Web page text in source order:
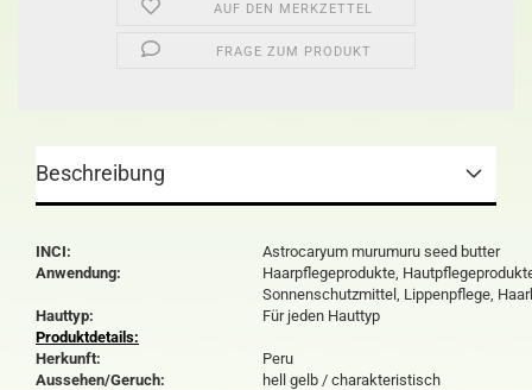
AUF DEN MERKZETTEL
FRAGE ZUM PRODUKT
Beschreibung
INCI:
Astrocaryum murumuru seed butter
Anwendung:
Haarpflegeprodukte,
Sonnenschutzmittel, Lippenpflege,
Hauttyp:
Für jeden Hauttyp
Produktdetails:
Herkunft:
Peru
Aussehen/Geruch:
hell gelb / charakteristisch